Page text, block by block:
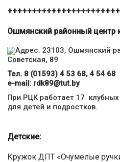
Ошмянский районный центр
Адрес: 23103, Ошмянский
Советская, 89
Тел. 8 (01593) 4 53 68, 4 54 68
е-mail: rdk89@tut.by
При РЦК работает 17
для детей и подростков.
Детские:
Кружок ДПТ «Очумелые